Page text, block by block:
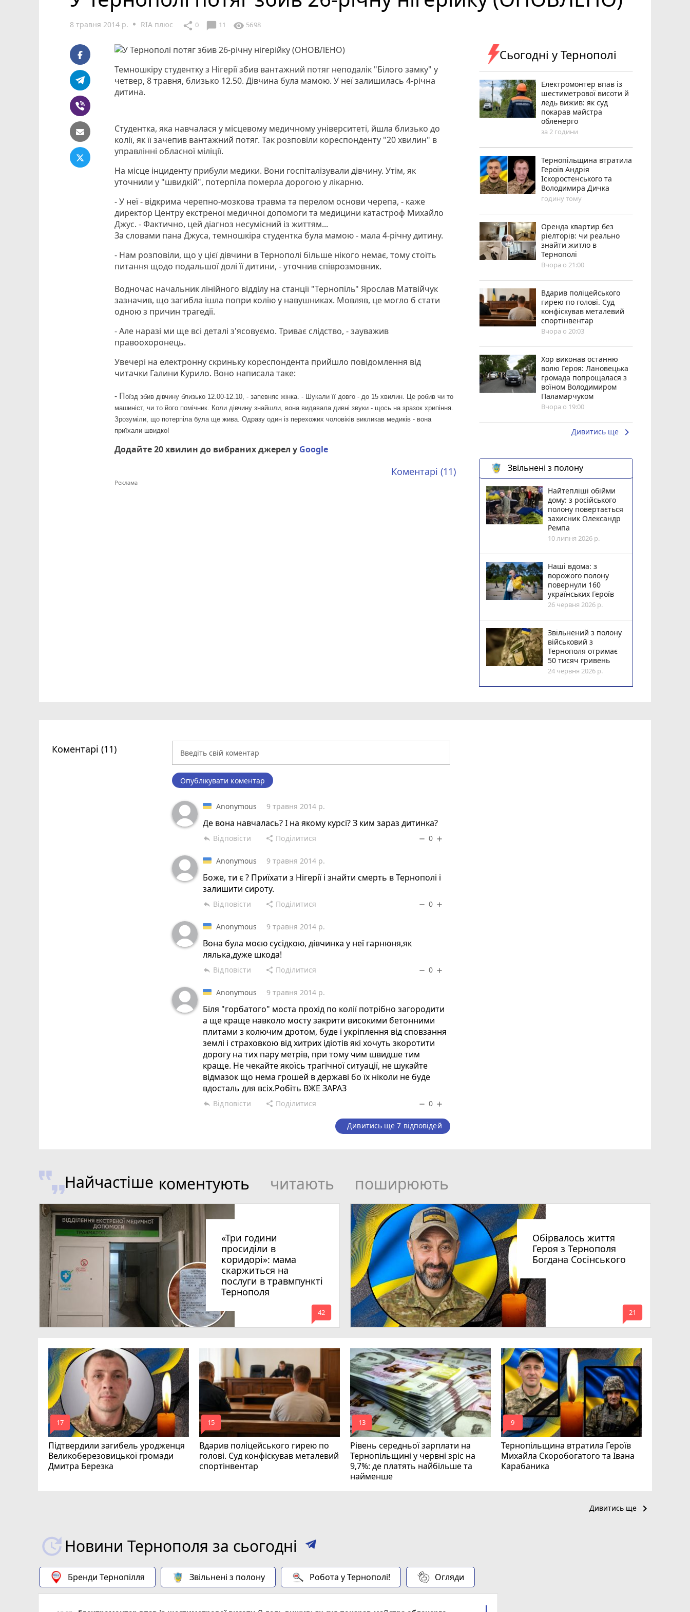
8 травня 2014 р. RIA плюс share 0 chat_bubble 11 visibility 5698
Темношкіру студентку з Нігерії збив вантажний потяг неподалік "Білого замку" у
четвер, 8 травня, близько 12.50. Дівчина була мамою. У неї залишилась 4-річна
дитина.
Студентка, яка навчалася у місцевому медичному університеті, йшла близько до
колії, як її зачепив вантажний потяг. Так розповіли кореспонденту "20 хвилин" в
управлінні обласної міліції.
На місце інциденту прибули медики. Вони госпіталізували дівчину. Утім, як
уточнили у "швидкій", потерпіла померла дорогою у лікарню.
- У неї - відкрима черепно-мозкова травма та перелом основи черепа, - каже
директор Центру екстреної медичної допомоги та медицини катастроф Михайло
Джус. - Фактично, цей діагноз несумісний із життям...
За словами пана Джуса, темношкіра студентка була мамою - мала 4-річну дитину.
- Нам розповіли, що у цієї дівчини в Тернополі більше нікого немає, тому стоїть
питання щодо подальшої долі її дитини, - уточнив співрозмовник.
Водночас начальник лінійного відділу на станції "Тернопіль" Ярослав Матвійчук
зазначив, що загибла ішла попри колію у навушниках. Мовляв, це могло б стати
одною з причин трагедії.
- Але наразі ми ще всі деталі з'ясовуємо. Триває слідство, - зауважив
правоохоронець.
Увечері на електронну скриньку кореспондента прийшло повідомлення від
читачки Галини Курило. Воно написала таке:
- Поїзд збив дівчину близько 12.00-12.10, - запевняє жінка. - Шукали її довго - до 15 хвилин. Це робив чи то
машиніст, чи то його помічник. Коли дівчину знайшли, вона видавала дивні звуки - щось на зразок хрипіння.
Зрозуміли, що потерпіла була ще жива. Одразу один із перехожих чоловіків викликав медиків - вона
приїхали швидко!
Додайте 20 хвилин до вибраних джерел у Google
Коментарі (11)
Сьогодні у Тернополі
Електромонтер впав із
шестиметрової висоти й
ледь вижив: як суд
покарав майстра
обленерго
за 2 години
Тернопільщина втратила
Героїв Андрія
Іскоростенського та
Володимира Дичка
годину тому
Оренда квартир без
ріелторів: чи реально
знайти житло в
Тернополі
Вчора о 21:00
Вдарив поліцейського
гирею по голові. Суд
конфіскував металевий
спортінвентар
Вчора о 20:03
Хор виконав останню
волю Героя: Лановецька
громада попрощалася з
воїном Володимиром
Паламарчуком
Вчора о 19:00
Дивитись ще keyboard_arrow_right
Звільнені з полону
Найтепліші обійми
дому: з російського
полону повертається
захисник Олександр
Ремпа
10 липня 2026 р.
Наші вдома: з
ворожого полону
повернули 160
українських Героїв
26 червня 2026 р.
Звільнений з полону
військовий з
Тернополя отримає
50 тисяч гривень
24 червня 2026 р.
Коментарі (11)
Опублікувати коментар
Anonymous 9 травня 2014 р.
Де вона навчалась? І на якому курсі? З ким зараз дитинка?
reply Відповісти share Поділитися remove 0 add
Anonymous 9 травня 2014 р.
Боже, ти є ? Приїхати з Нігерії і знайти смерть в Тернополі і
залишити сироту.
reply Відповісти share Поділитися remove 0 add
Anonymous 9 травня 2014 р.
Вона була моєю сусідкою, дівчинка у неї гарнюня,як
лялька,дуже шкода!
reply Відповісти share Поділитися remove 0 add
Anonymous 9 травня 2014 р.
Біля "горбатого" моста прохід по колії потрібно загородити
а ще краще навколо мосту закрити високими бетонними
плитами з колючим дротом, буде і укріплення від сповзання
землі і страховкою від хитрих ідіотів які хочуть зкоротити
дорогу на тих пару метрів, при тому чим швидше тим
краще. Не чекайте якоїсь трагічної ситуації, не шукайте
відмазок що нема грошей в державі бо їх ніколи не буде
вдосталь для всіх.Робіть ВЖЕ ЗАРАЗ
reply Відповісти share Поділитися remove 0 add
Дивитись ще 7 відповідей
Найчастіше коментують читають поширюють
«Три години
просиділи в
коридорі»: мама
скаржиться на
послуги в травмпункті
Тернополя
mode_comment
42
Обірвалось життя
Героя з Тернополя
Богдана Сосінського
mode_comment
21
Підтвердили загибель уродженця
Великоберезовицької громади
Дмитра Березка
mode_comment
17
Вдарив поліцейського гирею по
голові. Суд конфіскував металевий
спортінвентар
mode_comment
15
Рівень середньої зарплати на
Тернопільщині у червні зріс на
9,7%: де платять найбільше та
найменше
mode_comment
13
Тернопільщина втратила Героїв
Михайла Скоробогатого та Івана
Карабаника
mode_comment
9
Дивитись ще keyboard_arrow_right
Новини Тернополя за сьогодні
Бренди Тернопілля Звільнені з полону Робота у Тернополі! Огляди